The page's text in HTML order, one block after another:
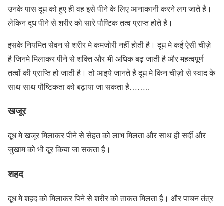
उनके पास दूध को हुए ही वह इसे पीने के लिए आनाकानी करने लग जाते है।
लेकिन दूध पीने से शरीर को सारे पौष्टिक तत्व प्राप्त होते है।
इसके नियमित सेवन से शरीर मे कमजोरी नहीं होती है। दूध मे कई ऐसी चीज़े
है जिनमे मिलाकर पीने से शक्ति और भी अधिक बढ़ जाती है और महत्वपूर्ण
तत्वों की प्राप्ति हो जाती है। तो आइये जानते है दूध मे किन चीज़ो से स्वाद के
साथ साथ पौष्टिकता को बढ़ाया जा सकता है……..
खजूर
दूध मे खजूर मिलाकर पीने से सेहत को लाभ मिलता और साथ ही सर्दी और
जुखाम को भी दूर किया जा सकता है।
शहद
दूध मे शहद को मिलाकर पिने से शरीर को ताकत मिलता है। और पाचन तंत्र